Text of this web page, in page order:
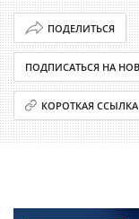
ПОДЕЛИТЬСЯ
ПОДПИСАТЬСЯ НА
КОРОТКАЯ ССЫЛКА